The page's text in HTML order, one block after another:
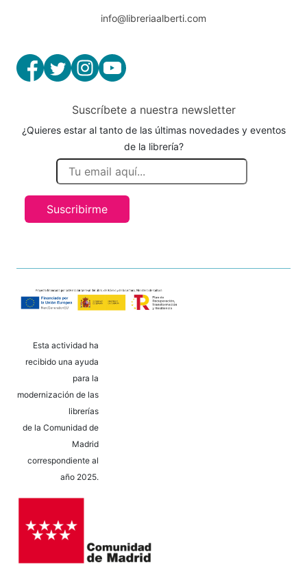
info@libreriaalberti.com
Suscríbete a nuestra newsletter
¿Quieres estar al tanto de las últimas novedades y eventos
de la librería?
Suscribirme
Esta actividad ha
recibido una ayuda
para la
modernización de las
librerías
de la Comunidad de
Madrid
correspondiente al
año 2025.